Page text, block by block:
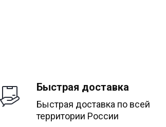
Быстрая доставка
Быстрая доставка по всей
территории России